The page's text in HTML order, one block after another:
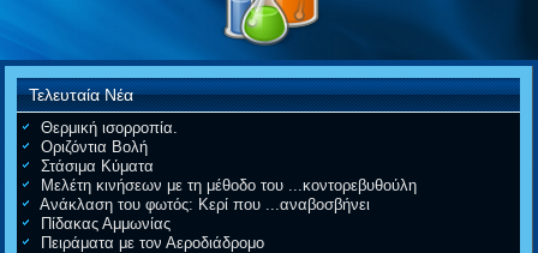
Τελευταία Νέα
Θερμική ισορροπία.
Οριζόντια Βολή
Στάσιμα Κύματα
Μελέτη κινήσεων με τη μέθοδο του ...κοντορεβυθούλη
Ανάκλαση του φωτός: Κερί που ...αναβοσβήνει
Πίδακας Αμμωνίας
Πειράματα με τον Αεροδιάδρομο